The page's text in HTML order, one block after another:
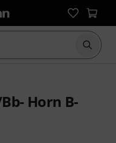
Horn B-
ocen klientów